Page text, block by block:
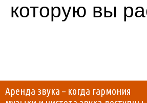
которую вы
Аренда звука – когда гармония